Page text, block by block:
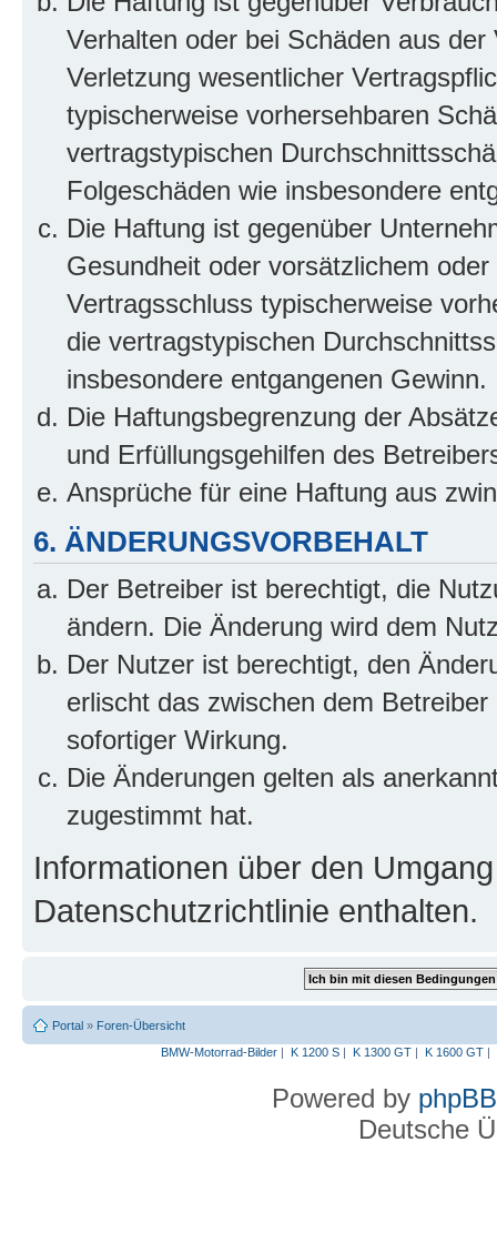
Verhalten oder bei Schäden aus
Verletzung wesentlicher
typischerweise vorhersehbaren
vertragstypischen
Folgeschäden wie insbesondere
Die Haftung ist gegenüber
Gesundheit oder vorsätzlichem
Vertragsschluss typischerweise
die vertragstypischen
insbesondere entgangenen Gewinn.
Die Haftungsbegrenzung der
und Erfüllungsgehilfen des
Ansprüche für eine Haftung aus
6. ÄNDERUNGSVORBEHALT
Der Betreiber ist berechtigt, die
ändern. Die Änderung wird dem
Der Nutzer ist berechtigt, den
erlischt das zwischen dem
sofortiger Wirkung.
Die Änderungen gelten als
zugestimmt hat.
Informationen über den
Datenschutzrichtlinie enthalten.
Portal » Foren-Übersicht
BMW-Motorrad-Bilder| K 1200 S| K 1300 GT| K 1600 GT|
Powered by phpBB
Deutsche